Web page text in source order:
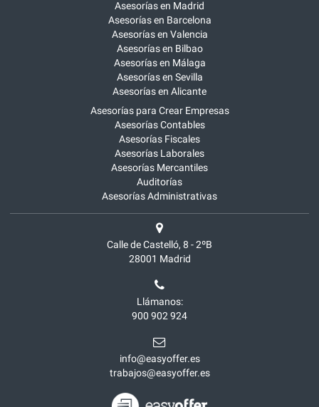
Asesorías en Madrid
Asesorías en Barcelona
Asesorías en Valencia
Asesorías en Bilbao
Asesorías en Málaga
Asesorías en Sevilla
Asesorías en Alicante
Asesorías para Crear Empresas
Asesorías Contables
Asesorías Fiscales
Asesorías Laborales
Asesorías Mercantiles
Auditorías
Asesorías Administrativas
Calle de Castelló, 8 - 2ºB
28001 Madrid
Llámanos:
900 902 924
info@easyoffer.es
trabajos@easyoffer.es